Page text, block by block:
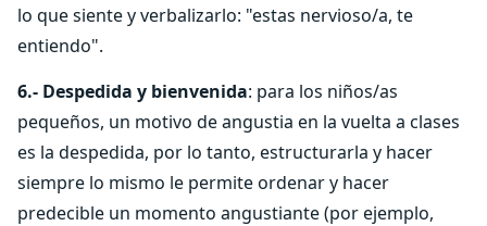
lo que siente y verbalizarlo: "estas nervioso/a, te
entiendo".
6.- Despedida y bienvenida: para los niños/as
pequeños, un motivo de angustia en la vuelta a clases
es la despedida, por lo tanto, estructurarla y hacer
siempre lo mismo le permite ordenar y hacer
predecible un momento angustiante (por ejemplo,